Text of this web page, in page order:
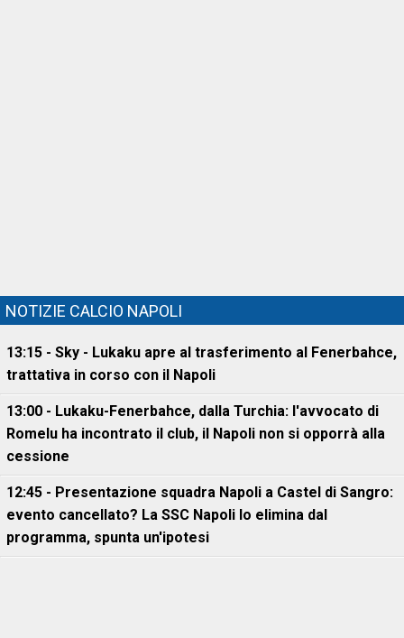
NOTIZIE CALCIO NAPOLI
13:15 - Sky - Lukaku apre al trasferimento al Fenerbahce,
trattativa in corso con il Napoli
13:00 - Lukaku-Fenerbahce, dalla Turchia: l'avvocato di
Romelu ha incontrato il club, il Napoli non si opporrà alla
cessione
12:45 - Presentazione squadra Napoli a Castel di Sangro:
evento cancellato? La SSC Napoli lo elimina dal
programma, spunta un'ipotesi